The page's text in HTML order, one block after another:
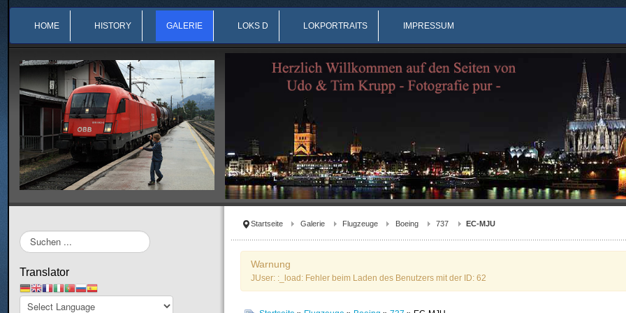
HOME HISTORY GALERIE LOKS D LOKPORTRAITS IMPRESSUM
Startseite Galerie Flugzeuge Boeing 737 EC-MJU
Warnung
JUser: :_load: Fehler beim Laden des Benutzers mit der ID: 62
Suchen
...
Translator